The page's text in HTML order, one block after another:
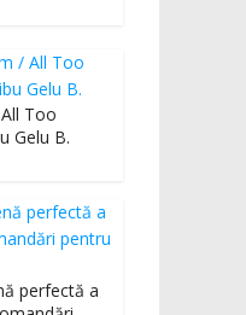
Too
Gelu B.
perfectă a